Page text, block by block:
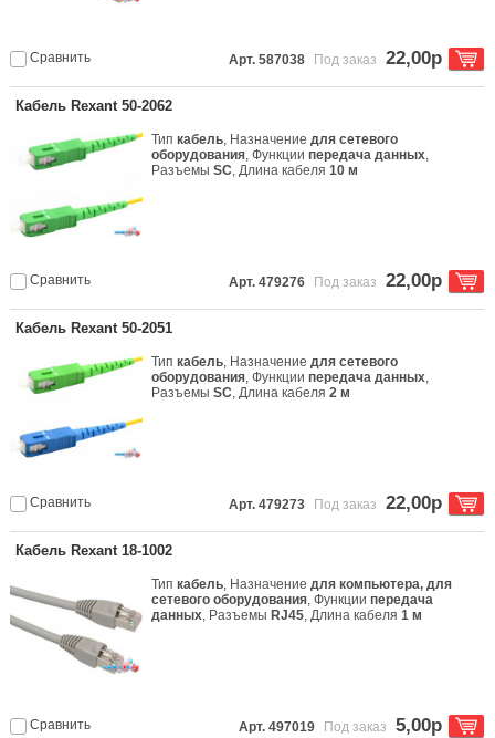
Сравнить Арт. 587038 Под заказ 22,00р
Кабель Rexant 50-2062
Типкабель, Назначениедля сетевого
оборудования, Функциипередача данных,
РазъемыSC, Длина кабеля10 м
Сравнить Арт. 479276 Под заказ 22,00р
Кабель Rexant 50-2051
Типкабель, Назначениедля сетевого
оборудования, Функциипередача данных,
РазъемыSC, Длина кабеля2 м
Сравнить Арт. 479273 Под заказ 22,00р
Кабель Rexant 18-1002
Типкабель, Назначениедля компьютера, для
сетевого оборудования, Функциипередача
данных, Разъемы RJ45, Длина кабеля1 м
Сравнить Арт. 497019 Под заказ 5,00р